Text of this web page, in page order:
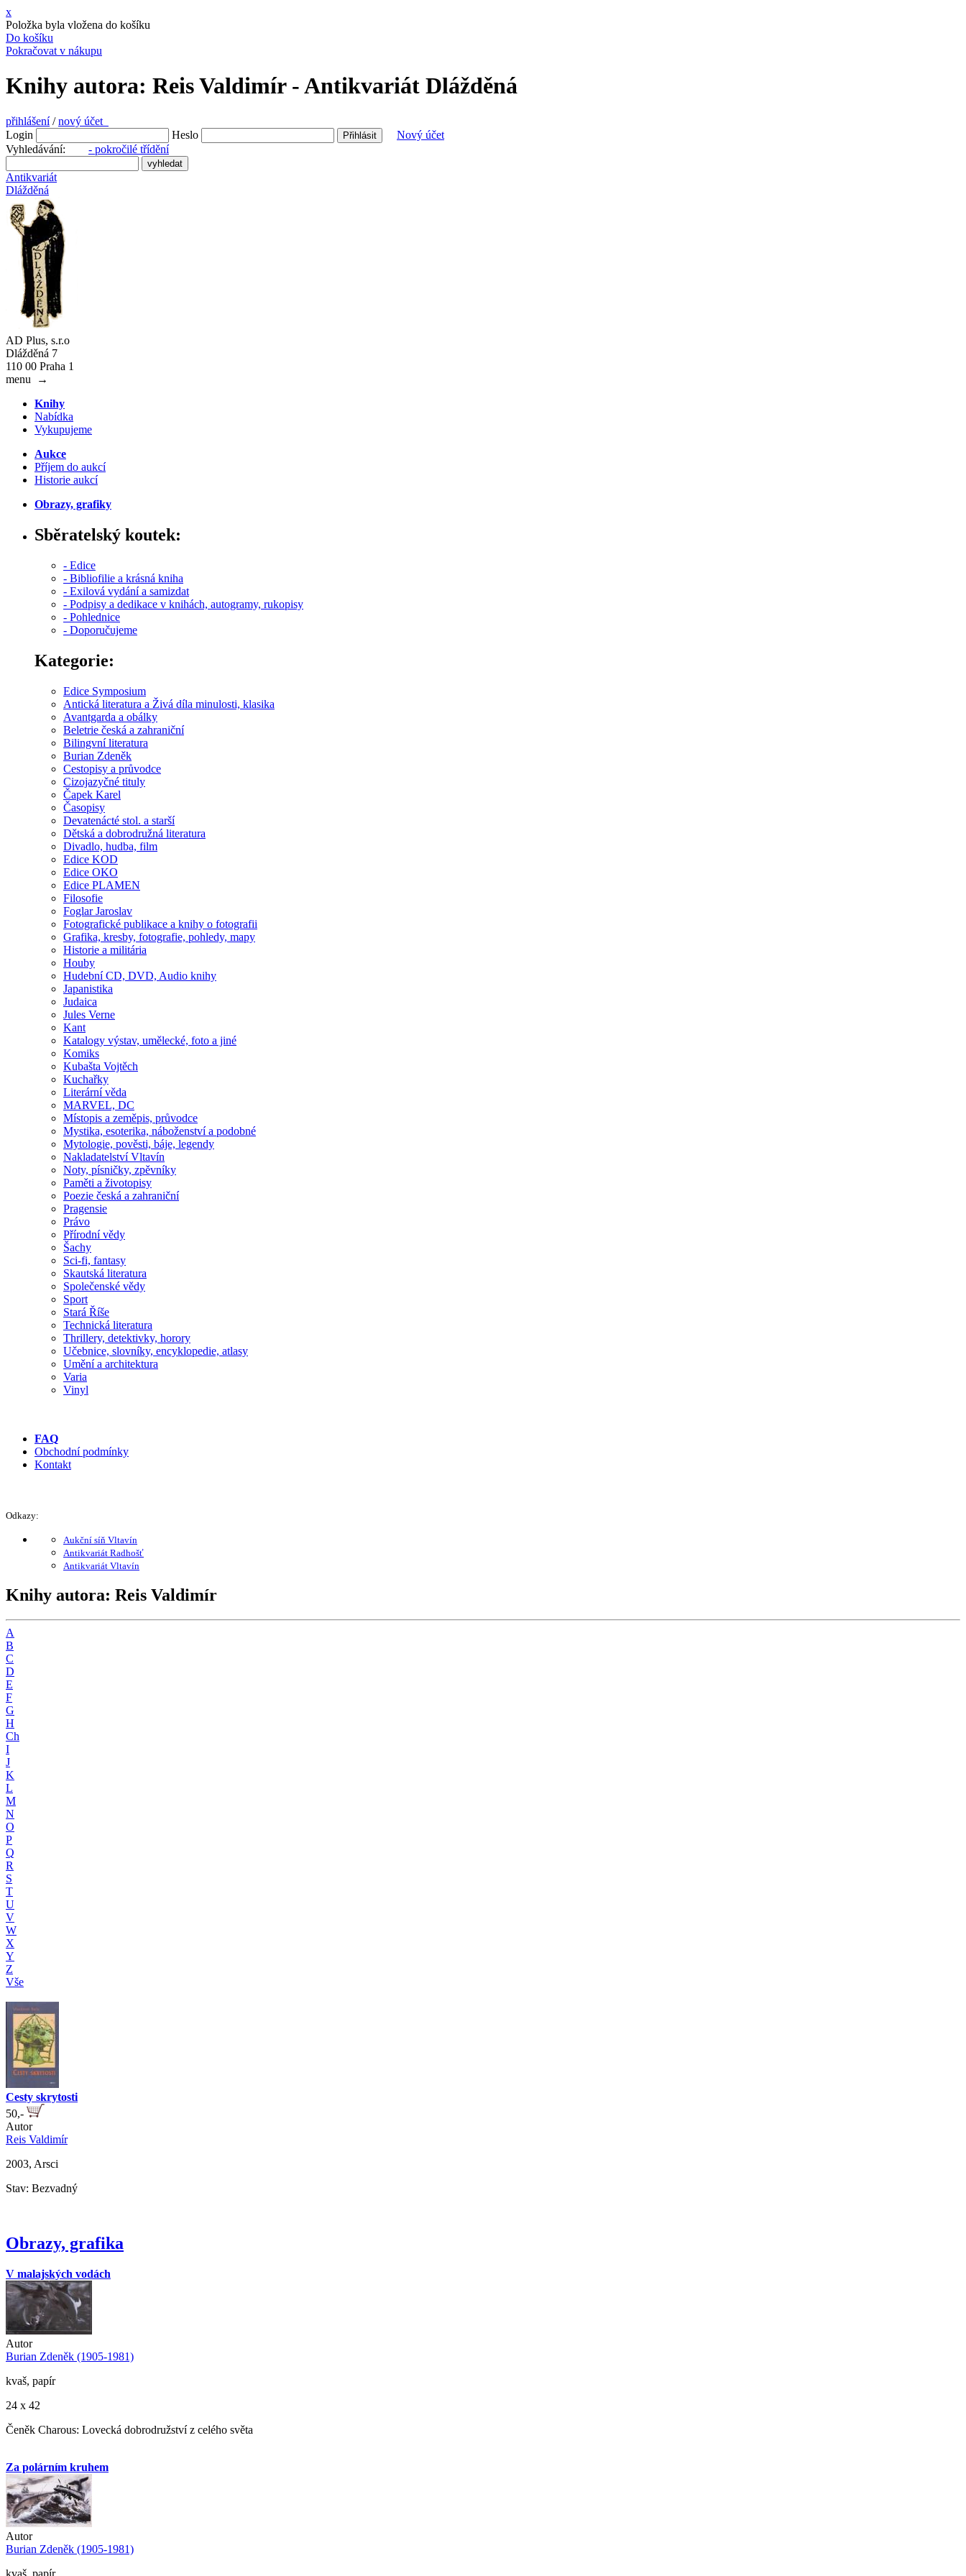
x
Položka byla vložena do košíku
Do košíku
Pokračovat v nákupu
Knihy autora: Reis Valdimír - Antikvariát Dlážděná
přihlášení/nový účet
Login
Heslo
Nový účet
Vyhledávání: - pokročilé třídění
Antikvariát
Dlážděná
AD Plus, s.r.o
Dlážděná 7
110 00 Praha 1
menu
→
Knihy
Nabídka
Vykupujeme
Aukce
Příjem do aukcí
Historie aukcí
Obrazy, grafiky
Sběratelský koutek:
- Edice
- Bibliofilie a krásná kniha
- Exilová vydání a samizdat
- Podpisy a dedikace v knihách, autogramy, rukopisy
- Pohlednice
- Doporučujeme
Kategorie:
Edice Symposium
Antická literatura a Živá díla minulosti, klasika
Avantgarda a obálky
Beletrie česká a zahraniční
Bilingvní literatura
Burian Zdeněk
Cestopisy a průvodce
Cizojazyčné tituly
Čapek Karel
Časopisy
Devatenácté stol. a starší
Dětská a dobrodružná literatura
Divadlo, hudba, film
Edice KOD
Edice OKO
Edice PLAMEN
Filosofie
Foglar Jaroslav
Fotografické publikace a knihy o fotografii
Grafika, kresby, fotografie, pohledy, mapy
Historie a militária
Houby
Hudební CD, DVD, Audio knihy
Japanistika
Judaica
Jules Verne
Kant
Katalogy výstav, umělecké, foto a jiné
Komiks
Kubašta Vojtěch
Kuchařky
Literární věda
MARVEL, DC
Místopis a zeměpis, průvodce
Mystika, esoterika, náboženství a podobné
Mytologie, pověsti, báje, legendy
Nakladatelství Vltavín
Noty, písničky, zpěvníky
Paměti a životopisy
Poezie česká a zahraniční
Pragensie
Právo
Přírodní vědy
Šachy
Sci-fi, fantasy
Skautská literatura
Společenské vědy
Sport
Stará Říše
Technická literatura
Thrillery, detektivky, horory
Učebnice, slovníky, encyklopedie, atlasy
Umění a architektura
Varia
Vinyl
FAQ
Obchodní podmínky
Kontakt
Odkazy:
Aukční síň Vltavín
Antikvariát Radhošť
Antikvariát Vltavín
Knihy autora: Reis Valdimír
A
B
C
D
E
F
G
H
Ch
I
J
K
L
M
N
O
P
Q
R
S
T
U
V
W
X
Y
Z
Vše
Cesty skrytosti
50,-
Autor
Reis Valdimír
2003, Arsci
Stav: Bezvadný
Obrazy, grafika
V malajských vodách
Autor
Burian Zdeněk (1905-1981)
kvaš, papír
24 x 42
Čeněk Charous: Lovecká dobrodružství z celého světa
Za polárním kruhem
Autor
Burian Zdeněk (1905-1981)